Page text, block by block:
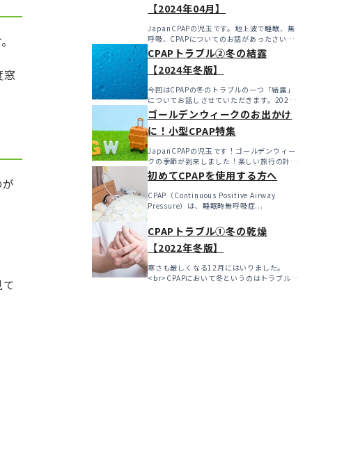
窓
【2024年04月】
JapanCPAPの児玉です。地上波で睡眠、無
呼吸、CPAPについてのお話があったさいに
こちらで更新...
CPAPトラブル②冬の結露
【2024年冬版】
今回はCPAPの冬のトラブルの一つ「結露」
についてお話しさせていただきます。2024
年も始まったばか...
ゴールデンウィークのお出かけ
に！小型CPAP特集
JapanCPAPの児玉です！ゴールデンウィー
クの季節が到来しました！楽しい旅行の計画
を立てたり、特...
初めてCPAPを使用する方へ
CPAP（Continuous Positive Airway
Pressure）は、睡眠時無呼吸症...
CPAPトラブル①冬の乾燥
【2022年冬版】
寒さも厳しくなる12月にはいりました。
<br>CPAPにおいて冬というのはトラブルの